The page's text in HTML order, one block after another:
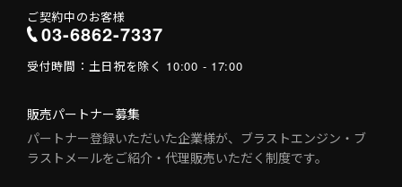
ご契約中のお客様
03-6862-7337
受付時間： 土日祝を除く 10:00 - 17:00
販売パートナー募集
パートナー登録いただいた企業様が、ブラストエンジン・ブ
ラストメールをご紹介・代理販売いただく制度です。